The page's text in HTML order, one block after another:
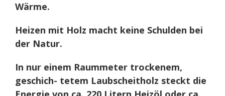
Wärme.
Heizen mit Holz macht keine Schulden bei
der Natur.
In nur einem Raummeter trockenem,
geschich- tetem Laubscheitholz steckt die